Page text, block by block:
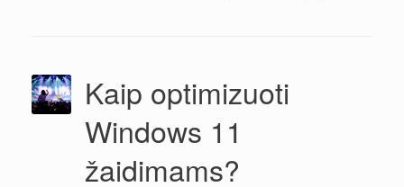
Kaip optimizuoti
Windows 11
žaidimams?